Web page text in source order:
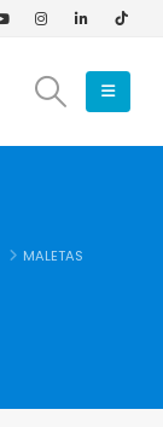
MALETAS